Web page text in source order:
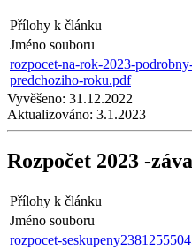
Přílohy k článku
Jméno souboru
rozpocet-na-rok-2023-
predchoziho-roku.pdf
Vyvěšeno: 31.12.2022
Aktualizováno: 3.1.2023
Rozpočet 2023 -
Přílohy k článku
Jméno souboru
rozpocet-